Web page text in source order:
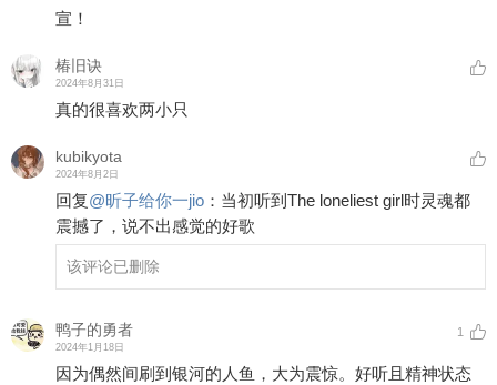
宣！
椿旧诀
2024年8月31日
真的很喜欢两小只
kubikyota
2024年8月2日
回复@昕子给你一jio ： 当初听到The loneliest girl时灵魂都
震撼了，说不出感觉的好歌
该评论已删除
鸭子的勇者
2024年1月18日
1
因为偶然间刷到银河的人鱼，大为震惊。好听且精神状态